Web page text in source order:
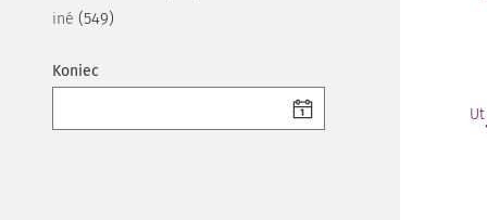
iné (549)
Koniec
Ut